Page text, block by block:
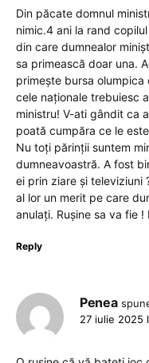
Din păcate domnul
nimic.4 ani la rand
din care dumnealor
sa primească doar una.
primește bursa
cele naționale trebuiesc
ministru! V-ati gândit ca
poată cumpăra ce le
Nu toți părinții suntem
dumneavoastră. A fost
ei prin ziare și televiziuni
al lor un merit pe care
anulați. Rușine sa va fie !
Reply
Penea
27 iulie 2025